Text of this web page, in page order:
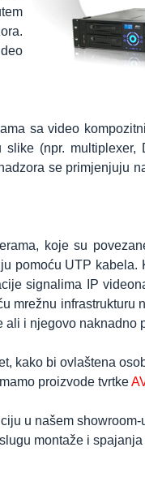
sa video
(npr. multiplexer,
se primjenjuju
koje su
pomoću UTP kabela.
signalima IP
mrežnu infrastrukturu
ali i njegovo naknadno
kako bi ovlaštena
proizvode tvrtke
u našem showroom-
montaže i spajanja